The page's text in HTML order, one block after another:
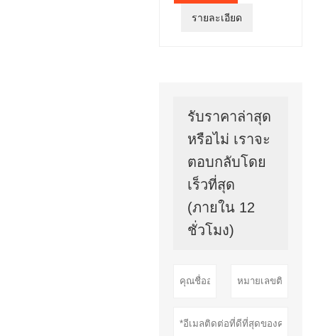
รายละเอียด
รับราคาล่าสุด
หรือไม่ เราจะ
ตอบกลับโดย
เร็วที่สุด
(ภายใน 12
ชั่วโมง)